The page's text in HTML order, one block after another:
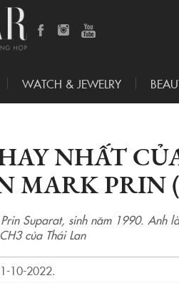
WATCH & JEWELRY
NHẤT
MARK PRIN
Suparat, sinh năm 1990. Anh
của Thái Lan
10-2022.